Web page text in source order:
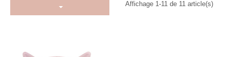
Affichage 1-11 de 11 article(s)